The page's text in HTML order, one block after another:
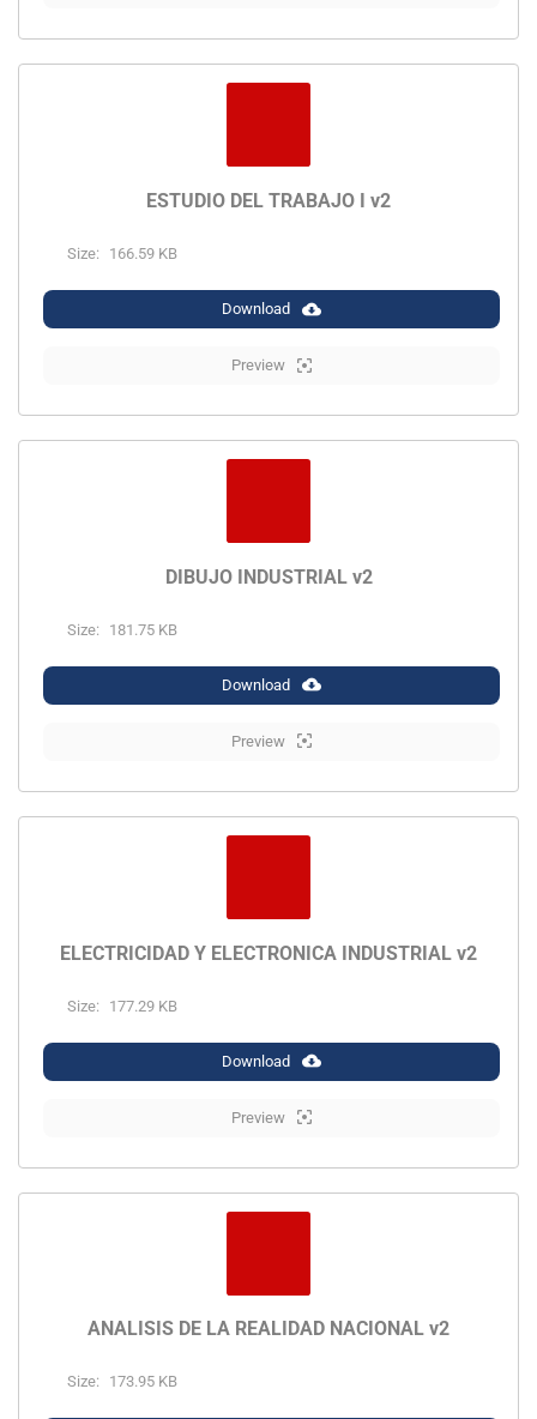
ESTUDIO DEL TRABAJO I v2
Size: 166.59 KB
Download
Preview
DIBUJO INDUSTRIAL v2
Size: 181.75 KB
Download
Preview
ELECTRICIDAD Y ELECTRONICA INDUSTRIAL v2
Size: 177.29 KB
Download
Preview
ANALISIS DE LA REALIDAD NACIONAL v2
Size: 173.95 KB